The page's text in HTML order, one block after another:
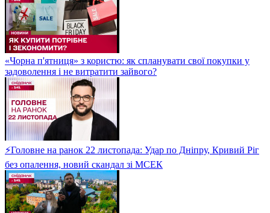
«Чорна п'ятниця» з користю: як спланувати свої покупки у
задоволення і не витратити зайвого?
⚡Головне на ранок 22 листопада: Удар по Дніпру, Кривий Ріг
без опалення, новий скандал зі МСЕК